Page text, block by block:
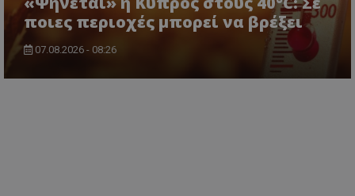
ποιες περιοχές μπορεί να βρέξει
07.08.2026 - 08:26